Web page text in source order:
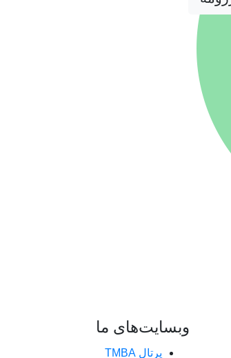
وبسایت‌های ما
پرتال TMBA